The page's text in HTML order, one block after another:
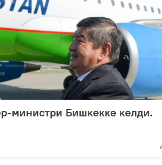
министри Бишкекке келди.